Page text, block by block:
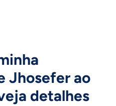
Jhosefer ao
detalhes